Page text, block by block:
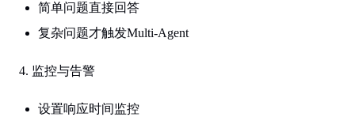
简单问题直接回答
复杂问题才触发Multi-Agent
4. 监控与告警
设置响应时间监控